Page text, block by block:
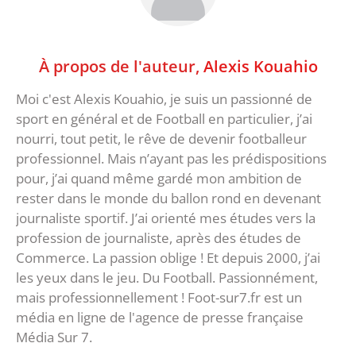
À propos de l'auteur, Alexis Kouahio
Moi c'est Alexis Kouahio, je suis un passionné de
sport en général et de Football en particulier, j’ai
nourri, tout petit, le rêve de devenir footballeur
professionnel. Mais n’ayant pas les prédispositions
pour, j’ai quand même gardé mon ambition de
rester dans le monde du ballon rond en devenant
journaliste sportif. J’ai orienté mes études vers la
profession de journaliste, après des études de
Commerce. La passion oblige ! Et depuis 2000, j’ai
les yeux dans le jeu. Du Football. Passionnément,
mais professionnellement ! Foot-sur7.fr est un
média en ligne de l'agence de presse française
Média Sur 7.